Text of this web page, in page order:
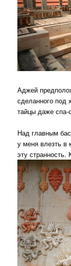
Аджей
сделанного под
тайцы даже спа-
Над главным
у меня влезть в
эту странность.